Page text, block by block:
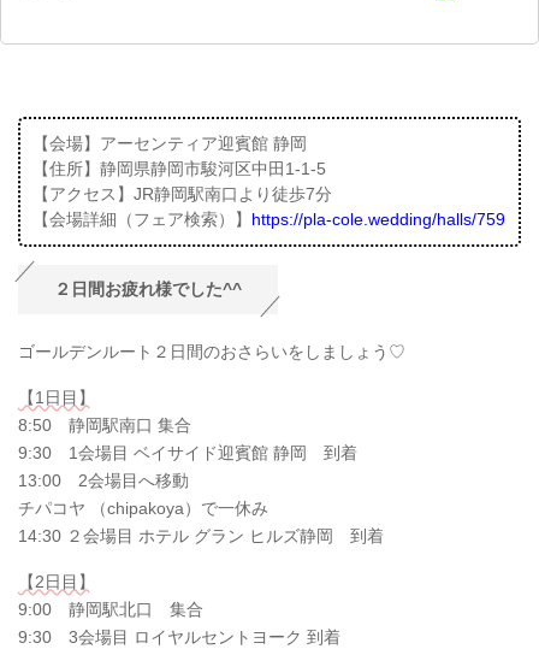
【会場】アーセンティア迎賓館 静岡
【住所】静岡県静岡市駿河区中田1-1-5
【アクセス】JR静岡駅南口より徒歩7分
【会場詳細（フェア検索）】 https://pla-cole.wedding/halls/759
２日間お疲れ様でした^^
ゴールデンルート２日間のおさらいをしましょう♡
【1日目】
8:50 静岡駅南口 集合
9:30 1会場目 ベイサイド迎賓館 静岡 到着
13:00 2会場目へ移動
チパコヤ （chipakoya）で一休み
14:30 ２会場目 ホテル グラン ヒルズ静岡 到着
【2日目】
9:00 静岡駅北口 集合
9:30 3会場目 ロイヤルセントヨーク 到着